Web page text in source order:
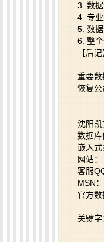
3. 数
4. 专
5. 数
6. 整
【后记
重要
恢复
沈阳
数据
嵌入
网站
客服
MSN
官方
关键